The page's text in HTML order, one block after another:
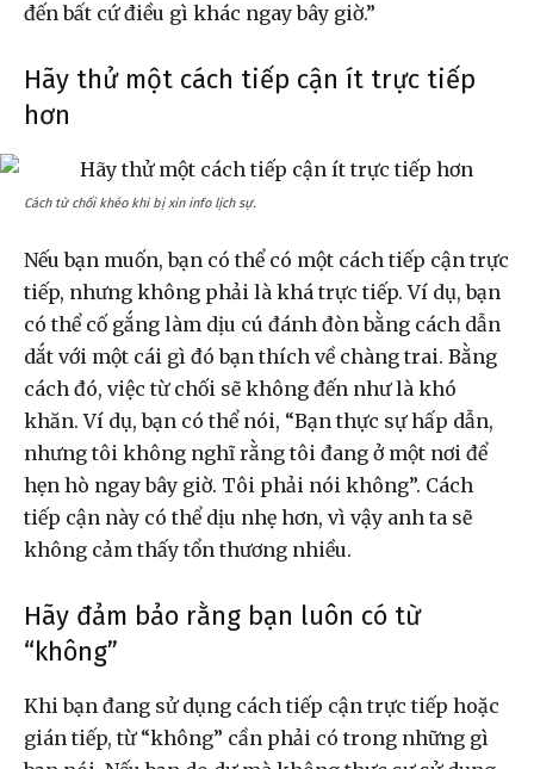
đến bất cứ điều gì khác ngay bây giờ.”
Hãy thử một cách tiếp cận ít trực tiếp
hơn
Cách từ chối khéo khi bị xin info lịch sự.
Nếu bạn muốn, bạn có thể có một cách tiếp cận trực
tiếp, nhưng không phải là khá trực tiếp. Ví dụ, bạn
có thể cố gắng làm dịu cú đánh đòn bằng cách dẫn
dắt với một cái gì đó bạn thích về chàng trai. Bằng
cách đó, việc từ chối sẽ không đến như là khó
khăn. Ví dụ, bạn có thể nói, “Bạn thực sự hấp dẫn,
nhưng tôi không nghĩ rằng tôi đang ở một nơi để
hẹn hò ngay bây giờ. Tôi phải nói không”. Cách
tiếp cận này có thể dịu nhẹ hơn, vì vậy anh ta sẽ
không cảm thấy tổn thương nhiều.
Hãy đảm bảo rằng bạn luôn có từ
“không”
Khi bạn đang sử dụng cách tiếp cận trực tiếp hoặc
gián tiếp, từ “không” cần phải có trong những gì